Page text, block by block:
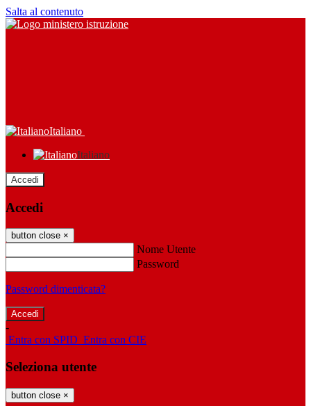
Salta al contenuto
Italiano
Italiano
Accedi
Accedi
button close ×
Nome Utente
Password
Password dimenticata?
-
Entra con SPID Entra con CIE
Seleziona utente
button close ×